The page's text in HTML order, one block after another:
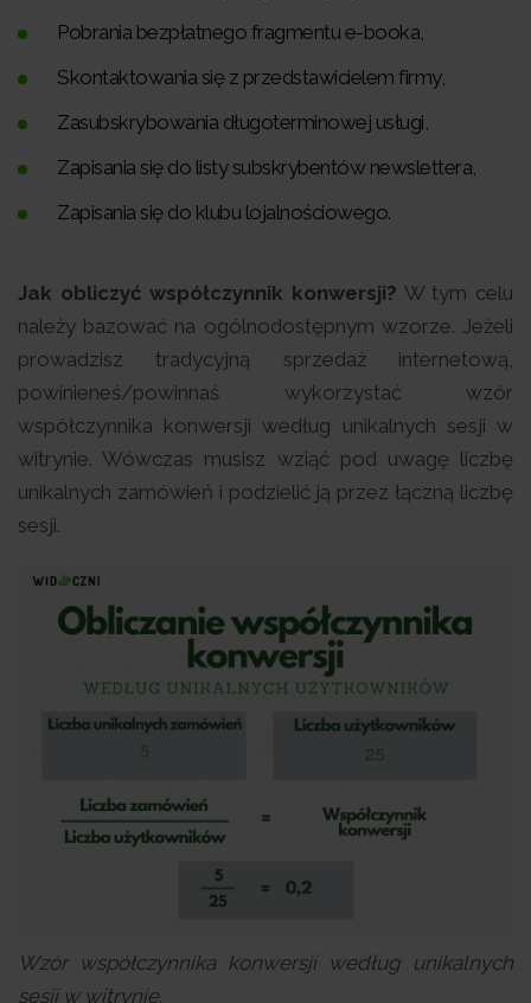
Pobrania bezpłatnego fragmentu e-booka,
Skontaktowania się z przedstawicielem firmy,
Zasubskrybowania długoterminowej usługi,
Zapisania się do listy subskrybentów newslettera,
Zapisania się do klubu lojalnościowego.
Jak obliczyć współczynnik konwersji? W tym celu
należy bazować na ogólnodostępnym wzorze. Jeżeli
prowadzisz tradycyjną sprzedaż internetową,
powinieneś/powinnaś wykorzystać wzór
współczynnika konwersji według unikalnych sesji w
witrynie. Wówczas musisz wziąć pod uwagę liczbę
unikalnych zamówień i podzielić ją przez łączną liczbę
sesji.
Wzór współczynnika konwersji według unikalnych
sesji w witrynie.